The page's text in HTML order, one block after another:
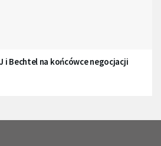
i Bechtel na końcówce negocjacji